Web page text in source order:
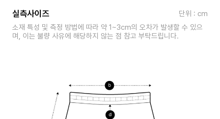
실측사이즈
단위 : cm
소재 특성 및 측정 방법에 따라 약 1~3cm의 오차가 발생할 수 있으
며, 이는 불량 사유에 해당하지 않는 점 참고 부탁드립니다.